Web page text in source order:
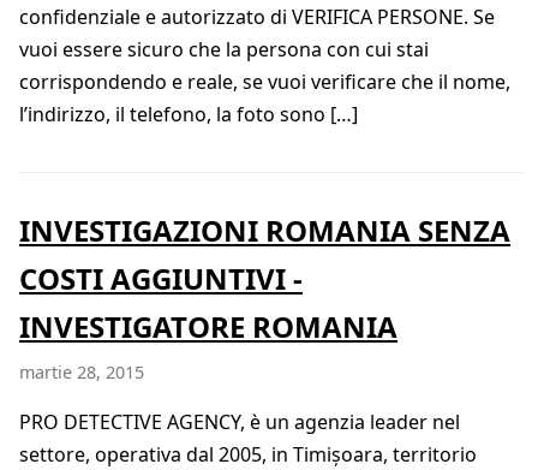
confidenziale e autorizzato di VERIFICA PERSONE. Se
vuoi essere sicuro che la persona con cui stai
corrispondendo e reale, se vuoi verificare che il nome,
l’indirizzo, il telefono, la foto sono […]
INVESTIGAZIONI ROMANIA SENZA
COSTI AGGIUNTIVI -
INVESTIGATORE ROMANIA
martie 28, 2015
PRO DETECTIVE AGENCY, è un agenzia leader nel
settore, operativa dal 2005, in Timișoara, territorio